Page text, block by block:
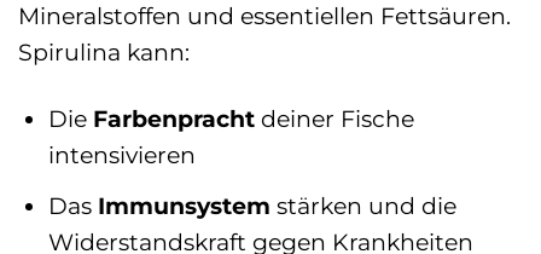
Mineralstoffen und essentiellen Fettsäuren.
Spirulina kann:
Die Farbenprachtdeiner Fische
intensivieren
Das Immunsystem stärken und die
Widerstandskraft gegen Krankheiten